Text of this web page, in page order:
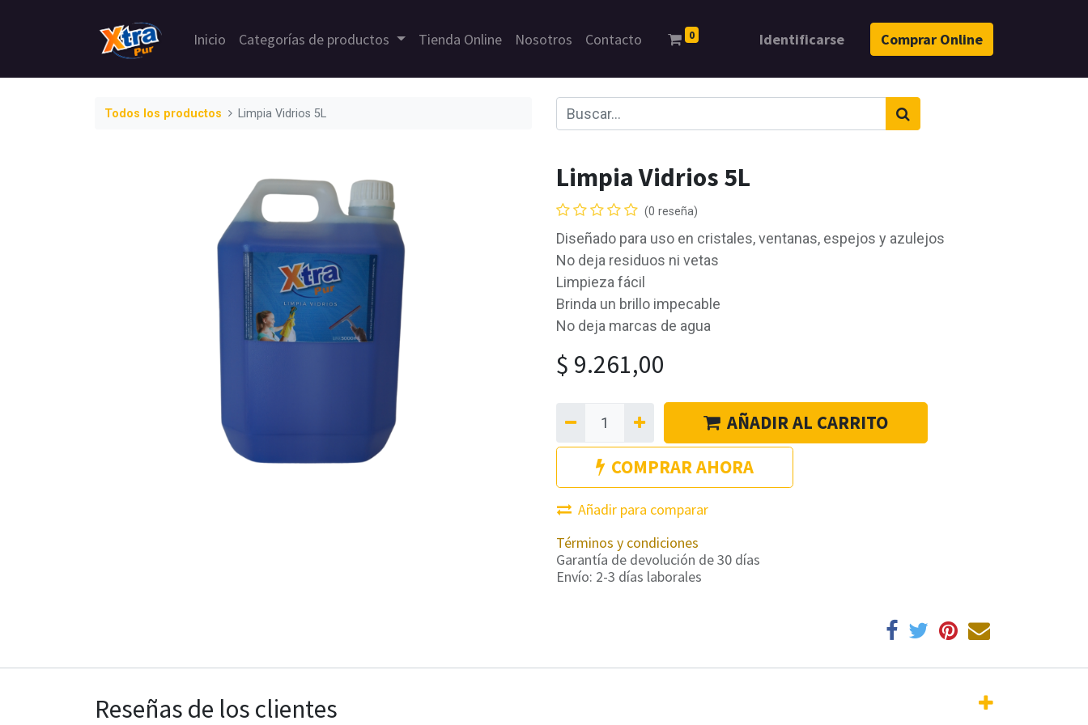
Inicio Categorías de productos Tienda Online Nosotros Contacto 0 Identificarse Comprar Online
Todos los productos Limpia Vidrios 5L
Limpia Vidrios 5L
(0 reseña)
Diseñado para uso en cristales, ventanas, espejos y azulejos
No deja residuos ni vetas
Limpieza fácil
Brinda un brillo impecable
No deja marcas de agua
$ 9.261,00
AÑADIR AL CARRITO
COMPRAR AHORA
Añadir para comparar
Términos y condiciones
Garantía de devolución de 30 días
Envío: 2-3 días laborales
Reseñas de los clientes